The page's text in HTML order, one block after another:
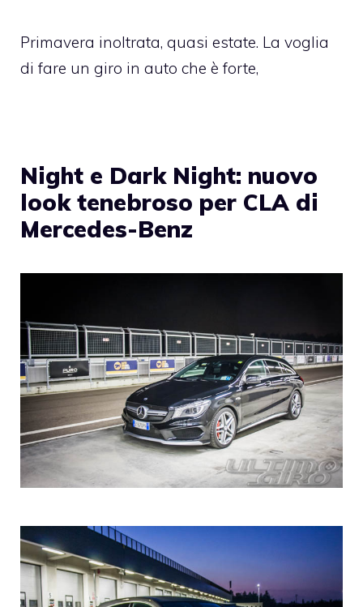
Primavera inoltrata, quasi estate. La voglia
di fare un giro in auto che è forte,
Night e Dark Night: nuovo
look tenebroso per CLA di
Mercedes-Benz